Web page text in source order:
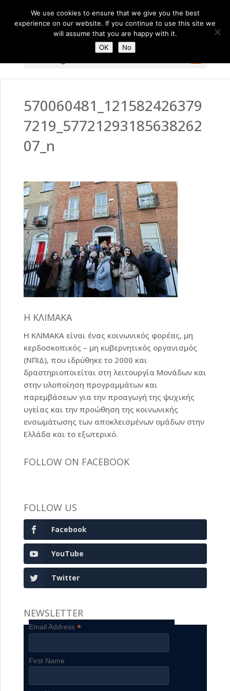
570060481_121582426379
7219_57721293185638262
07_n
Η ΚΛΙΜΑΚΑ
Η ΚΛΙΜΑΚΑ είναι ένας κοινωνικός φορέας, μη
κερδοσκοπικός – μη κυβερνητικός οργανισμός
(ΝΠΙΔ), που ιδρύθηκε το 2000 και
δραστηριοποιείται στη λειτουργία Μονάδων και
στην υλοποίηση προγραμμάτων και
παρεμβάσεων για την προαγωγή της ψυχικής
υγείας και την προώθηση της κοινωνικής
ενσωμάτωσης των αποκλεισμένων ομάδων στην
Ελλάδα και το εξωτερικό.
FOLLOW ON FACEBOOK
FOLLOW US
Facebook
YouTube
Twitter
NEWSLETTER
Email Address*
First Name
We use cookies to ensure that we give you the best
experience on our website. If you continue to use this site we
will assume that you are happy with it.
OK
No